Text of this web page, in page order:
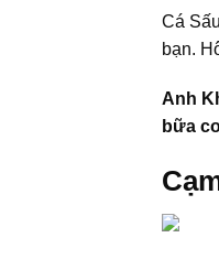
Cá
bạn.
Anh
bữa